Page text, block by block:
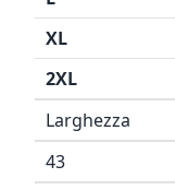
XL
2XL
Larghezza
43